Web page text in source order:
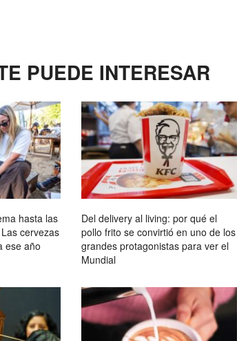
PUEDE INTERESAR
hasta las
cervezas
ese año
Del delivery al living: por qué el
pollo frito se convirtió en uno de los
grandes protagonistas para ver el
Mundial